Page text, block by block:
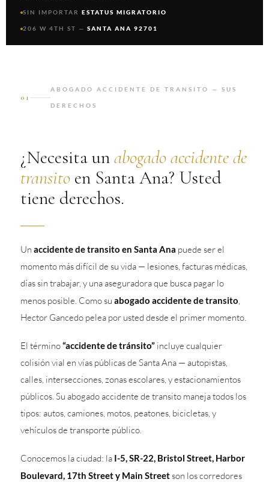
SIN IMPORTAR ESTATUS MIGRATORIO
206 W 4TH ST — SANTA ANA 92701
01
ABOGADO ACCIDENTE DE TRANSITO — SUS
DERECHOS
¿Necesita unabogado accidente de
transito en Santa Ana? Usted
tiene derechos.
Un accidente de transito en Santa Ana puede ser el
momento más difícil de su vida — lesiones, facturas médicas,
días sin trabajar, y una aseguradora que busca pagar lo
menos posible. Como su abogado accidente de transito,
Hector Gancedo pelea por usted desde el primer momento.
El término“accidente de tránsito” incluye cualquier
colisión vial en vías públicas de Santa Ana — autopistas,
calles, intersecciones, zonas escolares, y estacionamientos
públicos. Su abogado accidente de transito maneja todos los
tipos: autos, camiones, motos, peatones, bicicletas, y
vehículos de transporte público.
Conocemos la ciudad: la I-5, SR-22, Bristol Street, Harbor
Boulevard, 17th Street y Main Streetson los corredores